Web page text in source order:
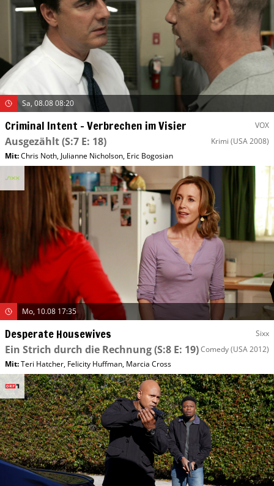
Sa, 08.08 08:20
Criminal Intent – Verbrechen im Visier VOX
Ausgezählt(S:7 E: 18) Krimi (USA 2008)
Mit:Chris Noth, Julianne Nicholson, Eric Bogosian
Mo, 10.08 17:35
Desperate Housewives Sixx
Ein Strich durch die Rechnung(S:8 E: 19)Comedy(USA 2012)
Mit:Teri Hatcher, Felicity Huffman, Marcia Cross